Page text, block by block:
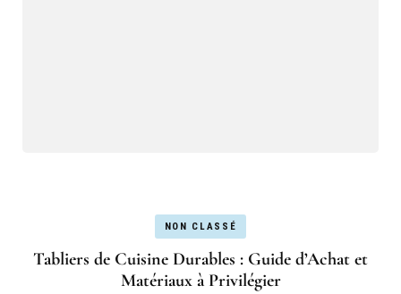
NON CLASSÉ
Tabliers de Cuisine Durables : Guide d’Achat et
Matériaux à Privilégier